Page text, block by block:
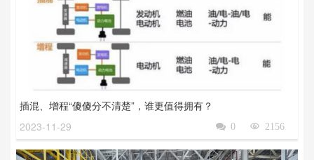
插混、增程“傻傻分不清楚”，谁更值得拥有？
2023-11-29
2156

0
